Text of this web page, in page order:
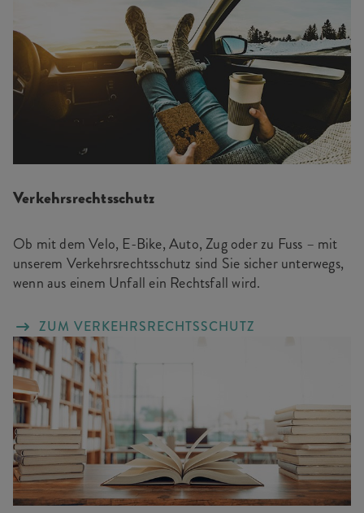
Verkehrsrechtsschutz
Ob mit dem Velo, E-Bike, Auto, Zug oder zu Fuss – mit
unserem Verkehrsrechtsschutz sind Sie sicher unterwegs,
wenn aus einem Unfall ein Rechtsfall wird.
ZUM VERKEHRSRECHTSSCHUTZ